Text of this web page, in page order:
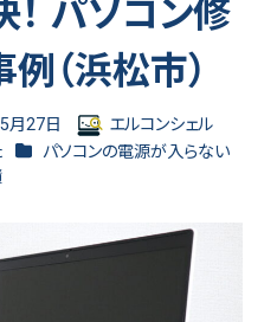
パソコン修
（浜松市）
月27日
著
者
エルコンシェル
カテゴリー
パソコンの電源が入らない